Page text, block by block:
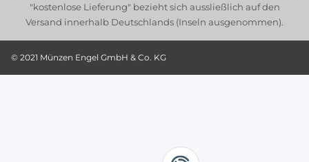
"kostenlose Lieferung" bezieht sich aussließlich auf den
Versand innerhalb Deutschlands (Inseln ausgenommen).
© 2021 Münzen Engel GmbH & Co. KG